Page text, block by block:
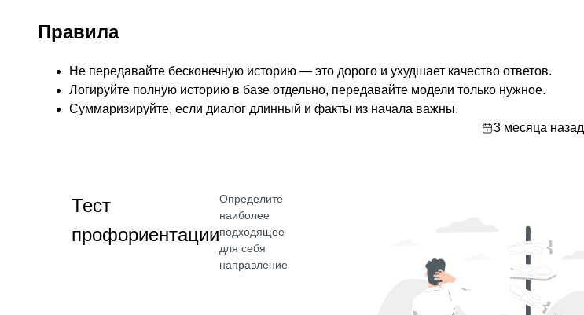
Правила
Не передавайте бесконечную историю — это дорого и ухудшает качество ответов.
Логируйте полную историю в базе отдельно, передавайте модели только нужное.
Суммаризируйте, если диалог длинный и факты из начала важны.
3 месяца назад
Тест
профориентации
Определите
наиболее
подходящее
для себя
направление